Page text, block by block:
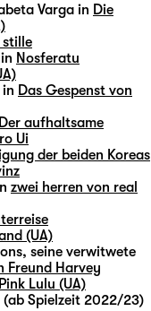
Varga in Die
Nosferatu
Das Gespenst von
Der aufhaltsame
Ui
der beiden Koreas
zwei herren von real
(UA)
seine verwitwete
Freund Harvey
Lulu (UA)
Spielzeit 2022/23)